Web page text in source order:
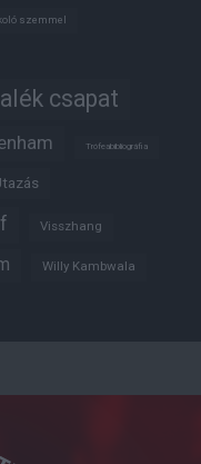
szemmel
csapat
Trófeabibliográfia
Visszhang
Willy Kambwala